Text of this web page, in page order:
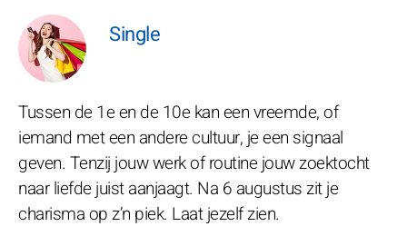
Single
Tussen de 1e en de 10e kan een vreemde, of
iemand met een andere cultuur, je een signaal
geven. Tenzij jouw werk of routine jouw zoektocht
naar liefde juist aanjaagt. Na 6 augustus zit je
charisma op z’n piek. Laat jezelf zien.